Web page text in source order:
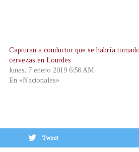
Capturan a conductor que se habría
cervezas en Lourdes
lunes, 7 enero 2019 6:58 AM
En «Nacionales»
Tweet